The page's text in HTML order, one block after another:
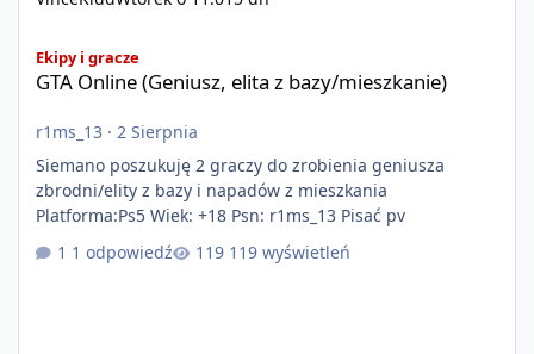
Ekipy i gracze
GTA Online (Geniusz, elita z bazy/mieszkanie)
r1ms_13 · 2 Sierpnia
Siemano poszukuję 2 graczy do zrobienia geniusza
zbrodni/elity z bazy i napadów z mieszkania
Platforma:Ps5 Wiek: +18 Psn: r1ms_13 Pisać pv
1 odpowiedź
119 wyświetleń